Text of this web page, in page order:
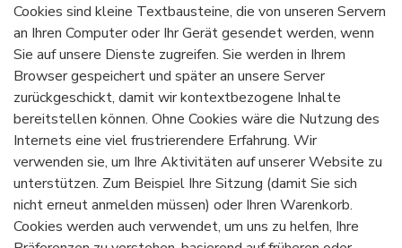
Cookies sind kleine Textbausteine, die von unseren Servern
an Ihren Computer oder Ihr Gerät gesendet werden, wenn
Sie auf unsere Dienste zugreifen. Sie werden in Ihrem
Browser gespeichert und später an unsere Server
zurückgeschickt, damit wir kontextbezogene Inhalte
bereitstellen können. Ohne Cookies wäre die Nutzung des
Internets eine viel frustrierendere Erfahrung. Wir
verwenden sie, um Ihre Aktivitäten auf unserer Website zu
unterstützen. Zum Beispiel Ihre Sitzung (damit Sie sich
nicht erneut anmelden müssen) oder Ihren Warenkorb.
Cookies werden auch verwendet, um uns zu helfen, Ihre